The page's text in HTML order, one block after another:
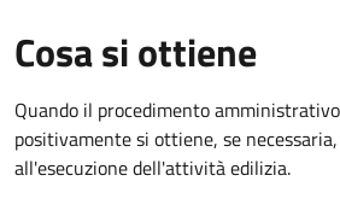
Cosa si ottiene
Quando il procedimento
positivamente si ottiene, se
all'esecuzione dell'attività edilizia.